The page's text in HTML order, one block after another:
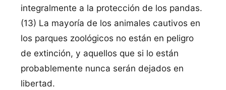
integralmente a la protección de los pandas.
(13) La mayoría de los animales cautivos en
los parques zoológicos no están en peligro
de extinción, y aquellos que si lo están
probablemente nunca serán dejados en
libertad.